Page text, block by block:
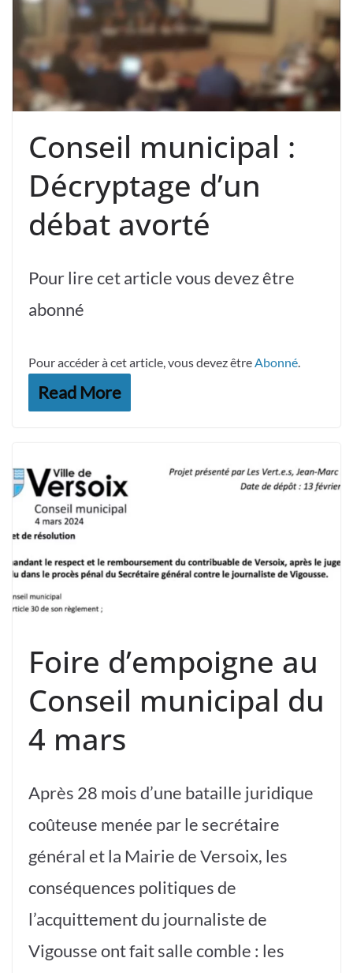
Conseil municipal :
Décryptage d’un
débat avorté
Pour lire cet article vous devez être
abonné
Pour accéder à cet article, vous devez êtreAbonné.
Read More
Foire d’empoigne au
Conseil municipal du
4 mars
Après 28 mois d’une bataille juridique
coûteuse menée par le secrétaire
général et la Mairie de Versoix, les
conséquences politiques de
l’acquittement du journaliste de
Vigousse ont fait salle comble : les